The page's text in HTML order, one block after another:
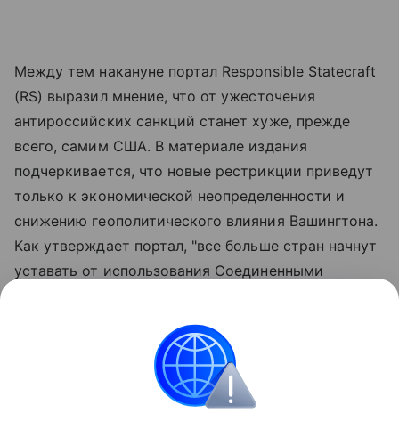
Между тем накануне портал Responsible Statecraft
(RS) выразил мнение, что от ужесточения
антироссийских санкций станет хуже, прежде
всего, самим США. В материале издания
подчеркивается, что новые рестрикции приведут
только к экономической неопределенности и
снижению геополитического влияния Вашингтона.
Как утверждает портал, "все больше стран начнут
уставать от использования Соединенными
стремиться к альтернативам". Издание также
указало на то, что новые американские санкции
лишь наглядно покажут неготовность США к
достижению мира на Украине.